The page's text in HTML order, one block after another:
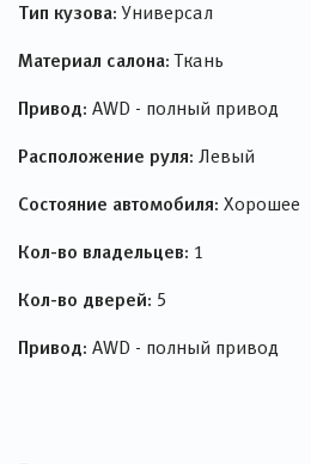
Тип кузова: Универсал
Материал салона: Ткань
Привод: AWD - полный привод
Расположение руля: Левый
Состояние автомобиля: Хорошее
Кол-во владельцев: 1
Кол-во дверей: 5
Привод: AWD - полный привод